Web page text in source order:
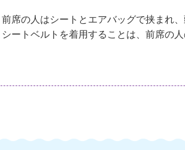
席の人はシートとエアバッグで挟まれ
ートベルトを着用することは、前席の